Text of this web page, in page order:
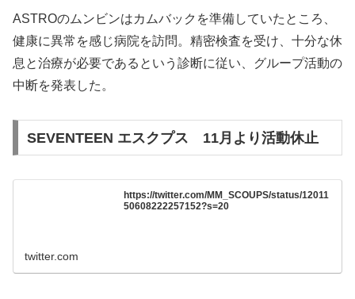
ASTROのムンビンはカムバックを準備していたところ、
健康に異常を感じ病院を訪問。精密検査を受け、十分な休
息と治療が必要であるという診断に従い、グループ活動の
中断を発表した。
SEVENTEEN エスクプス 11月より活動休止
https://twitter.com/MM_SCOUPS/status/12011
50608222257152?s=20
twitter.com